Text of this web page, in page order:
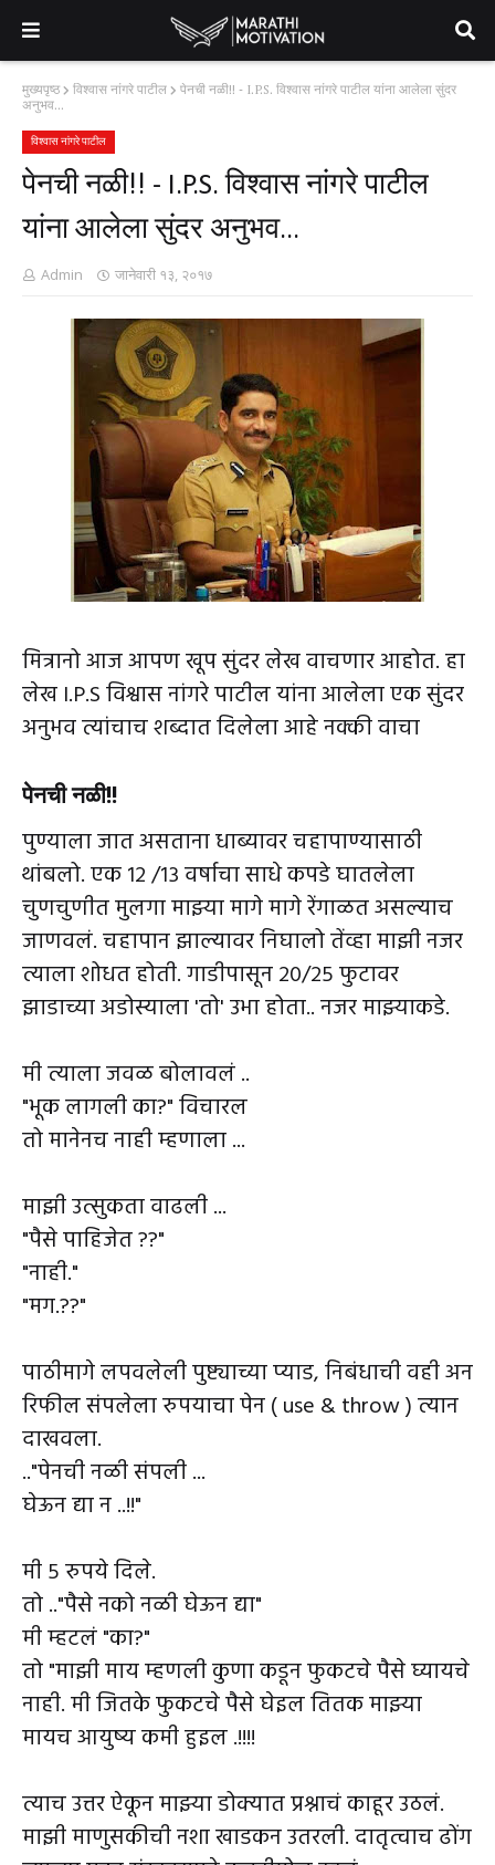
मुख्यपृष्ठ विश्वास नांगरे पाटील
पेनची नळी!! - I.P.S. विश्वास नांगरे पाटील यांना आलेला सुंदर
अनुभव...
विश्वास नांगरे पाटील
पेनची नळी!! - I.P.S. विश्वास नांगरे पाटील
यांना आलेला सुंदर अनुभव...
Admin जानेवारी १३, २०१७
मित्रानो आज आपण खूप सुंदर लेख वाचणार आहोत. हा
लेख I.P.S विश्वास नांगरे पाटील यांना आलेला एक सुंदर
अनुभव त्यांचाच शब्दात दिलेला आहे नक्की वाचा
पेनची नळी!!
पुण्याला जात असताना धाब्यावर चहापाण्यासाठी
थांबलो. एक १२ /१३ वर्षाचा साधे कपडे घातलेला
चुणचुणीत मुलगा माझ्या मागे मागे रेंगाळत असल्याच
जाणवलं. चहापान झाल्यावर निघालो तेंव्हा माझी नजर
त्याला शोधत होती. गाडीपासून २०/२५ फुटावर
झाडाच्या अडोस्याला 'तो' उभा होता.. नजर माझ्याकडे.
मी त्याला जवळ बोलावलं ..
"भूक लागली का?" विचारल
तो मानेनच नाही म्हणाला ...
माझी उत्सुकता वाढली ...
"पैसे पाहिजेत ??"
"नाही."
"मग.??"
पाठीमागे लपवलेली पुष्ट्याच्या प्याड, निबंधाची वही अन
रिफील संपलेला रुपयाचा पेन ( use & throw ) त्यान
दाखवला.
.."पेनची नळी संपली ...
घेऊन द्या न ..!!"
मी ५ रुपये दिले.
तो .."पैसे नको नळी घेऊन द्या"
मी म्हटलं "का?"
तो "माझी माय म्हणली कुणा कडून फुकटचे पैसे घ्यायचे
नाही. मी जितके फुकटचे पैसे घेइल तितक माझ्या
मायच आयुष्य कमी हुइल .!!!!
त्याच उत्तर ऐकून माझ्या डोक्यात प्रश्नाचं काहूर उठलं.
माझी माणुसकीची नशा खाडकन उतरली. दातृत्वाच ढोंग